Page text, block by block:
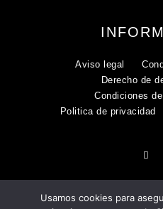
Aviso legal
Derecho de
Condiciones
Politica de privacidad
Usamos cookies para